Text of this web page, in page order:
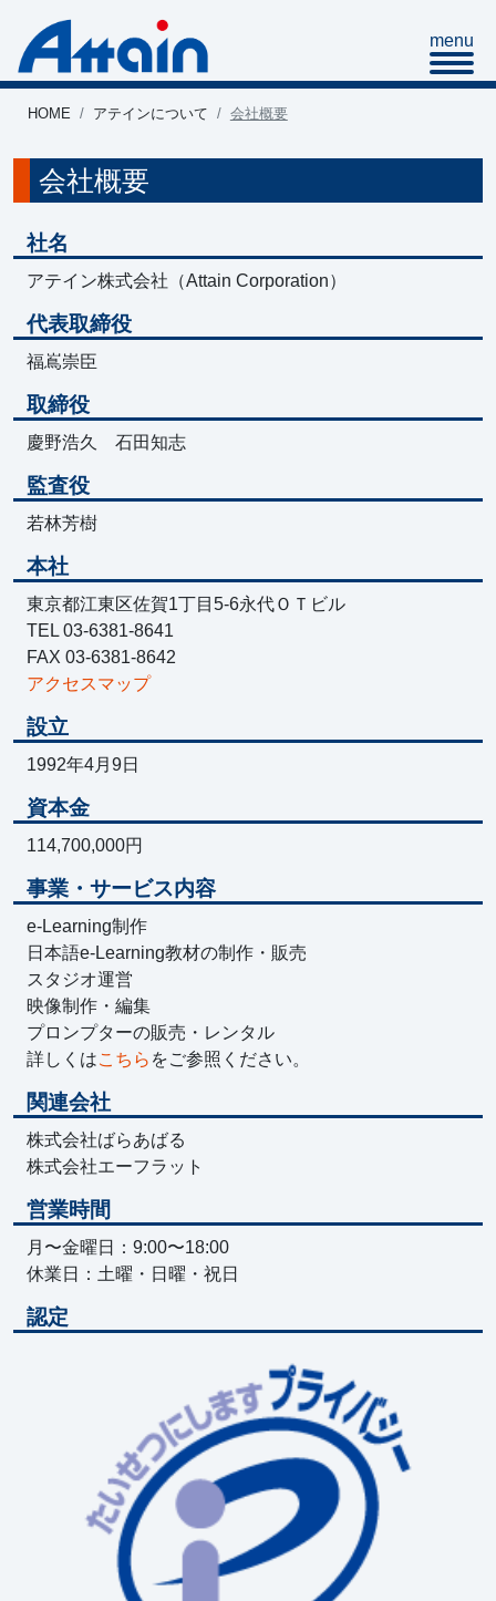
HOME アテインについて 会社概要
会社概要
社名
アテイン株式会社（Attain Corporation）
代表取締役
福嶌崇臣
取締役
慶野浩久 石田知志
監査役
若林芳樹
本社
東京都江東区佐賀1丁目5-6永代ＯＴビル
TEL 03-6381-8641
FAX 03-6381-8642
アクセスマップ
設立
1992年4月9日
資本金
114,700,000円
事業・サービス内容
e-Learning制作
日本語e-Learning教材の制作・販売
スタジオ運営
映像制作・編集
プロンプターの販売・レンタル
詳しくはこちら をご参照ください。
関連会社
株式会社ばらあばる
株式会社エーフラット
営業時間
月〜金曜日：9:00〜18:00
休業日：土曜・日曜・祝日
認定